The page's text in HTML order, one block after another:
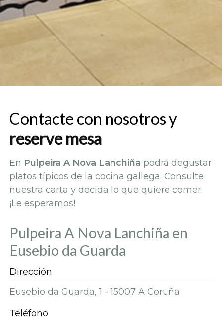
Contacte con nosotros y
reserve mesa
En Pulpeira A Nova Lanchiña podrá degustar
platos típicos de la cocina gallega. Consulte
nuestra carta y decida lo que quiere comer.
¡Le esperamos!
Pulpeira A Nova Lanchiña en
Eusebio da Guarda
Dirección
Eusebio da Guarda, 1 - 15007 A Coruña
Teléfono